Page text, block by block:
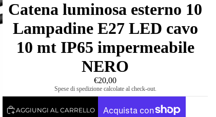
Catena luminosa esterno 10
Lampadine E27 LED cavo
10 mt IP65 impermeabile
NERO
€20,00
Spese di spedizione calcolate al check-out.
AGGIUNGI AL CARRELLO